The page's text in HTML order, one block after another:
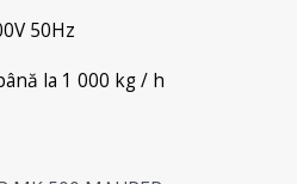
50Hz
la 1 000 kg / h